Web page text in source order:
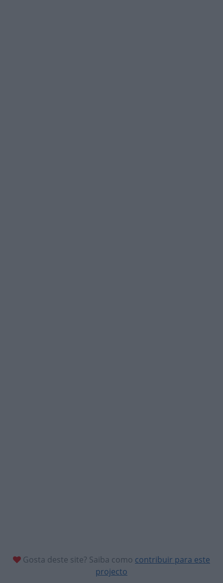
Gosta deste site? Saiba como contribuir para este
projecto